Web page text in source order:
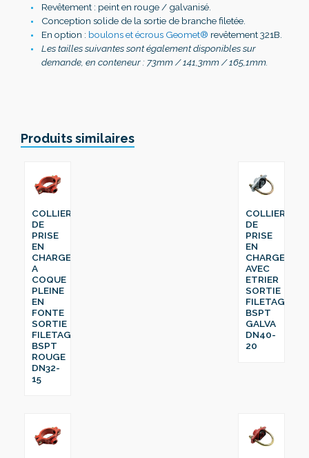
Revêtement : peint en rouge / galvanisé.
Conception solide de la sortie de branche filetée.
En option : boulons et écrous Geomet® revêtement 321B.
Les tailles suivantes sont également disponibles sur
demande, en conteneur : 73mm / 141,3mm / 165,1mm.
Produits similaires
COLLIER
DE
PRISE
EN
CHARGE
A
COQUE
PLEINE
EN
FONTE
SORTIE
FILETAGE
BSPT
ROUGE
DN32-
15
COLLIER
DE
PRISE
EN
CHARGE
AVEC
ETRIER
SORTIE
FILETAGE
BSPT
GALVA
DN40-
20